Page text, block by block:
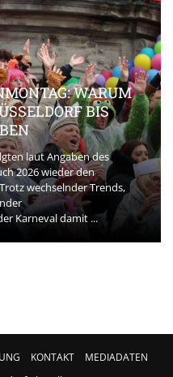
WARUM
BIS
laut Angaben des
2026 wieder den
wechselnder Trends,
Karneval damit ...
KONTAKT MEDIADATEN